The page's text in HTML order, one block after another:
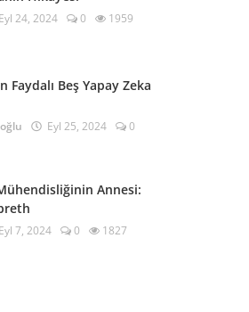
Eyl 24, 2024 0 1959
Faydalı Beş Yapay Zeka
Eyl 25, 2024
0
Annesi:
Eyl 7, 2024 0 1827